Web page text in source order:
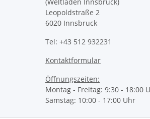
(Weltladen Innsbruck)
Leopoldstraße 2
6020 Innsbruck
Tel: +43 512 932231
Kontaktformular
Öffnungszeiten:
Montag - Freitag: 9:30 - 18:00
Samstag: 10:00 - 17:00 Uhr